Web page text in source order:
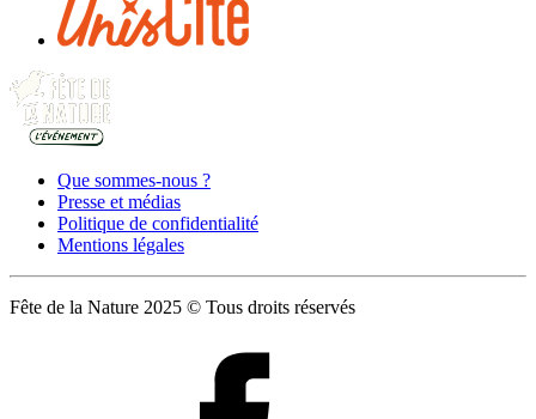
Que sommes-nous ?
Presse et médias
Politique de confidentialité
Mentions légales
Fête de la Nature 2025 © Tous droits réservés